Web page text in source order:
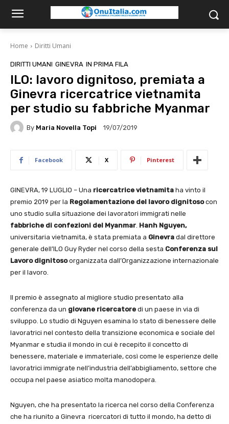
Home Diritti Umani
DIRITTI UMANI GINEVRA IN PRIMA FILA
ILO: lavoro dignitoso, premiata a
Ginevra ricercatrice vietnamita
per studio su fabbriche Myanmar
By Maria Novella Topi 19/07/2019
Facebook X Pinterest
GINEVRA, 19 LUGLIO – Una ricercatrice vietnamita ha vinto il
premio 2019 per la Regolamentazione del lavoro dignitosocon
uno studio sulla situazione dei lavoratori immigrati nelle
fabbriche di confezioni del Myanmar. Hanh Nguyen,
universitaria vietnamita, è stata premiata a Ginevra dal direttore
generale dell’ILO Guy Ryder nel corso della sesta Conferenza sul
Lavoro dignitosoorganizzata dall’Organizzazione internazionale
per il lavoro.
Il premio è assegnato al migliore studio presentato alla
conferenza da un giovane ricercatore di un paese in via di
sviluppo. Lo studio di Nguyen esamina lo stato di benessere delle
lavoratrici nel contesto della transizione economica e sociale del
Myanmar e studia il mondo in cui è recepito il concetto di
benessere, materiale e immateriale, così come le esperienze delle
lavoratrici immigrate nell’industria dell’abbigliamento, settore che
occupa nel paese asiatico molta manodopera.
Nguyen, che ha presentato la ricerca nel corso della Conferenza
che ha riunito a Ginevra ricercatori di tutto il mondo, ha detto di